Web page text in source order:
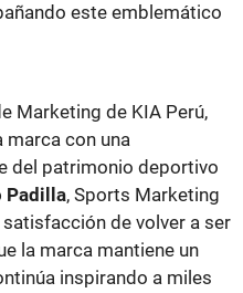
este emblemático
Marketing de KIA Perú,
con una
del patrimonio deportivo
Padilla, Sports Marketing
de volver a ser
la marca mantiene un
inspirando a miles